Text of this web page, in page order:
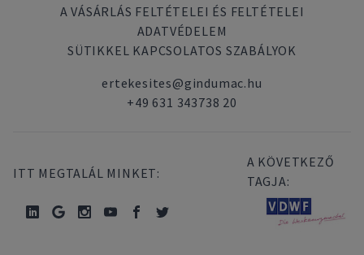
A VÁSÁRLÁS FELTÉTELEI ÉS FELTÉTELEI
ADATVÉDELEM
SÜTIKKEL KAPCSOLATOS SZABÁLYOK
ertekesites@gindumac.hu
+49 631 343738 20
ITT MEGTALÁL MINKET:
A KÖVETKEZŐ
TAGJA: